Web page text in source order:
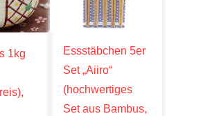
1kg
Essstäbchen 5er
Set „Aiiro“
(hochwertiges
Set aus Bambus,